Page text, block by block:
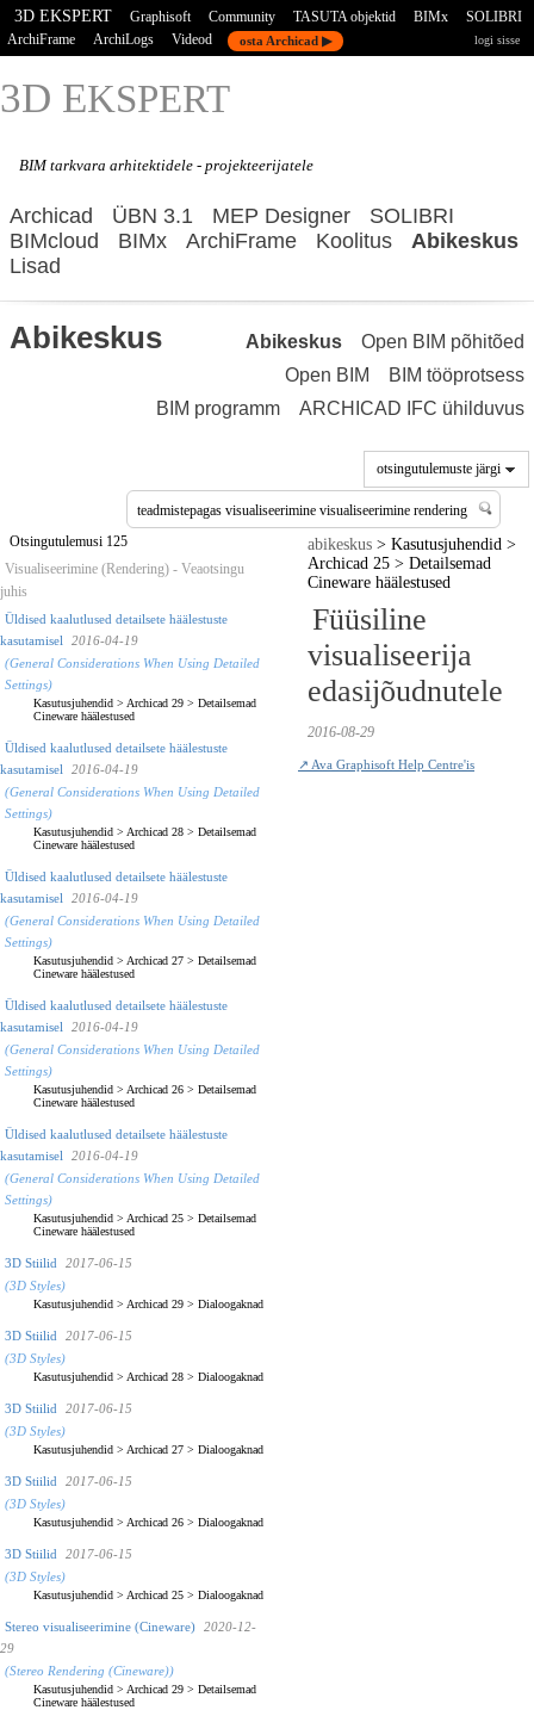
3D EKSPERT Graphisoft Community TASUTA objektid BIMx
SOLIBRI
ArchiFrame
ArchiLogs Videod osta Archicad ▶ logi sisse
3D EKSPERT
BIM tarkvara arhitektidele - projekteerijatele
Archicad ÜBN 3.1 MEP Designer
SOLIBRI
BIMcloud
BIMx ArchiFrame Koolitus
Abikeskus
Lisad
Abikeskus Abikeskus
Open BIM põhitõed
Open BIM
BIM tööprotsess
BIM programm
ARCHICAD IFC ühilduvus
otsingutulemuste järgi
Otsingutulemusi 125
Visualiseerimine (Rendering) - Veaotsingu
juhis
Üldised kaalutlused detailsete häälestuste
kasutamisel
2016-04-19
(General Considerations When Using Detailed
Settings)
Kasutusjuhendid > Archicad 29 > Detailsemad
Cineware häälestused
Üldised kaalutlused detailsete häälestuste
kasutamisel
2016-04-19
(General Considerations When Using Detailed
Settings)
Kasutusjuhendid > Archicad 28 > Detailsemad
Cineware häälestused
Üldised kaalutlused detailsete häälestuste
kasutamisel
2016-04-19
(General Considerations When Using Detailed
Settings)
Kasutusjuhendid > Archicad 27 > Detailsemad
Cineware häälestused
Üldised kaalutlused detailsete häälestuste
kasutamisel
2016-04-19
(General Considerations When Using Detailed
Settings)
Kasutusjuhendid > Archicad 26 > Detailsemad
Cineware häälestused
Üldised kaalutlused detailsete häälestuste
kasutamisel
2016-04-19
(General Considerations When Using Detailed
Settings)
Kasutusjuhendid > Archicad 25 > Detailsemad
Cineware häälestused
3D Stiilid
2017-06-15
(3D Styles)
Kasutusjuhendid > Archicad 29 > Dialoogaknad
3D Stiilid
2017-06-15
(3D Styles)
Kasutusjuhendid > Archicad 28 > Dialoogaknad
3D Stiilid
2017-06-15
(3D Styles)
Kasutusjuhendid > Archicad 27 > Dialoogaknad
3D Stiilid
2017-06-15
(3D Styles)
Kasutusjuhendid > Archicad 26 > Dialoogaknad
3D Stiilid
2017-06-15
(3D Styles)
Kasutusjuhendid > Archicad 25 > Dialoogaknad
Stereo visualiseerimine (Cineware)
2020-12-
29
(Stereo Rendering (Cineware))
Kasutusjuhendid > Archicad 29 > Detailsemad
Cineware häälestused
abikeskus > Kasutusjuhendid >
Archicad 25 > Detailsemad
Cineware häälestused
Füüsiline
visualiseerija
edasijõudnutele
2016-08-29
↗ Ava Graphisoft Help Centre'is